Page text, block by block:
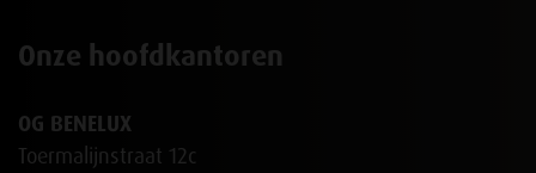
Onze hoofdkantoren
OG BENELUX
Toermalijnstraat 12c